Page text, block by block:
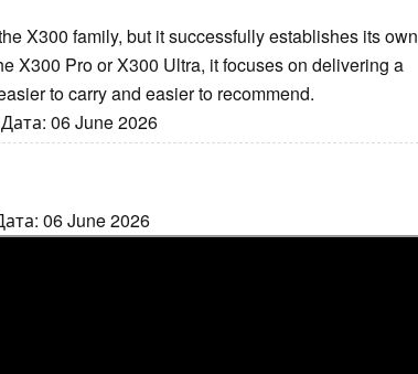
X300 family, but it successfully establishes its own
X300 Pro or X300 Ultra, it focuses on delivering a
to carry and easier to recommend.
06 June 2026
06 June 2026